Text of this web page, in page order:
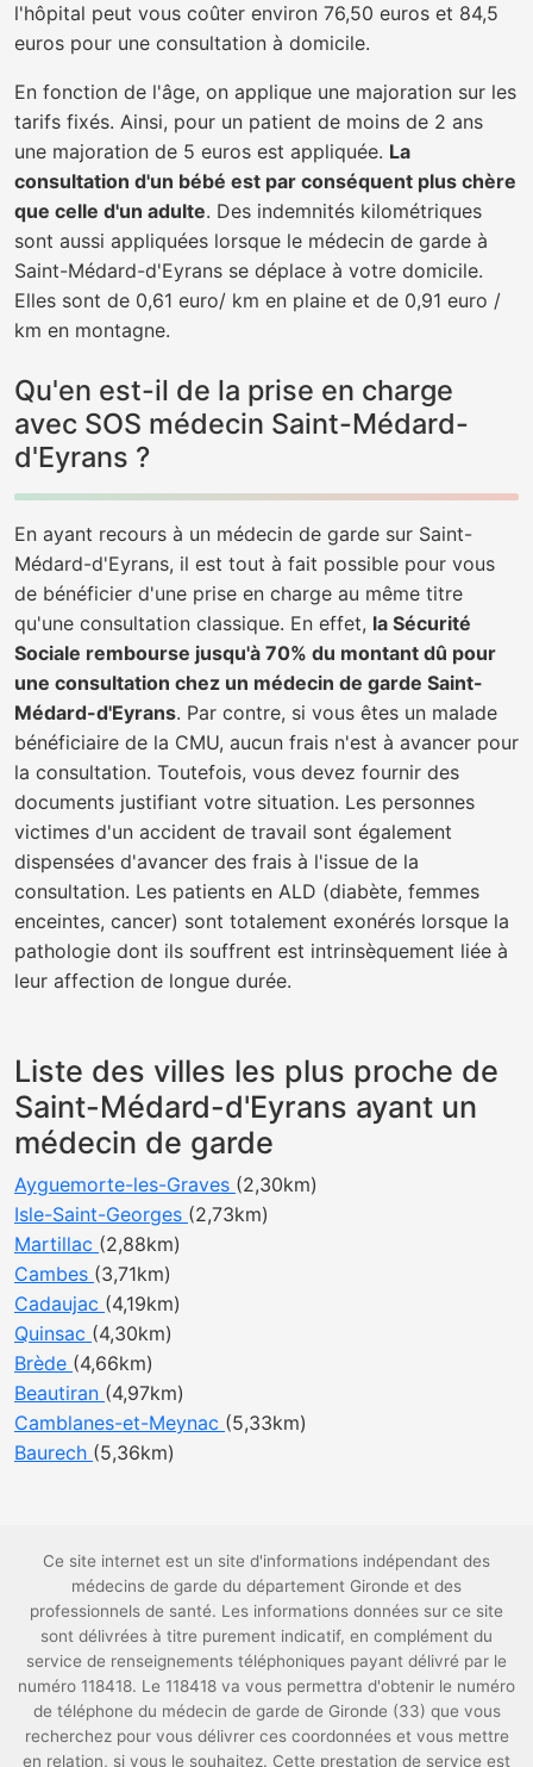
l'hôpital peut vous coûter environ 76,50 euros et 84,5
euros pour une consultation à domicile.
En fonction de l'âge, on applique une majoration sur les
tarifs fixés. Ainsi, pour un patient de moins de 2 ans
une majoration de 5 euros est appliquée. La
consultation d'un bébé est par conséquent plus chère
que celle d'un adulte. Des indemnités kilométriques
sont aussi appliquées lorsque le médecin de garde à
Saint-Médard-d'Eyrans se déplace à votre domicile.
Elles sont de 0,61 euro/ km en plaine et de 0,91 euro /
km en montagne.
Qu'en est-il de la prise en charge
avec SOS médecin Saint-Médard-
d'Eyrans ?
En ayant recours à un médecin de garde sur Saint-
Médard-d'Eyrans, il est tout à fait possible pour vous
de bénéficier d'une prise en charge au même titre
qu'une consultation classique. En effet, la Sécurité
Sociale rembourse jusqu'à 70% du montant dû pour
une consultation chez un médecin de garde Saint-
Médard-d'Eyrans. Par contre, si vous êtes un malade
bénéficiaire de la CMU, aucun frais n'est à avancer pour
la consultation. Toutefois, vous devez fournir des
documents justifiant votre situation. Les personnes
victimes d'un accident de travail sont également
dispensées d'avancer des frais à l'issue de la
consultation. Les patients en ALD (diabète, femmes
enceintes, cancer) sont totalement exonérés lorsque la
pathologie dont ils souffrent est intrinsèquement liée à
leur affection de longue durée.
Liste des villes les plus proche de
Saint-Médard-d'Eyrans ayant un
médecin de garde
Ayguemorte-les-Graves (2,30km)
Isle-Saint-Georges (2,73km)
Martillac (2,88km)
Cambes (3,71km)
Cadaujac (4,19km)
Quinsac (4,30km)
Brède (4,66km)
Beautiran (4,97km)
Camblanes-et-Meynac (5,33km)
Baurech (5,36km)
Ce site internet est un site d'informations indépendant des
médecins de garde du département Gironde et des
professionnels de santé. Les informations données sur ce site
sont délivrées à titre purement indicatif, en complément du
service de renseignements téléphoniques payant délivré par le
numéro 118418. Le 118418 va vous permettra d'obtenir le numéro
de téléphone du médecin de garde de Gironde (33) que vous
recherchez pour vous délivrer ces coordonnées et vous mettre
en relation, si vous le souhaitez. Cette prestation de service est